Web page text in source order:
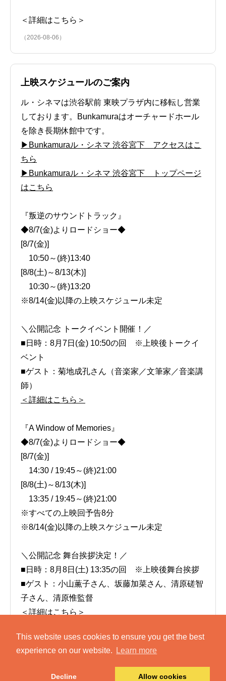
This website uses cookies to ensure you get the best
experience on our website.
Learn more
Decline Allow cookies
＜詳細はこちら＞
（2026-08-06）
上映スケジュールのご案内
ル・シネマは渋谷駅前 東映プラザ内に移転し営業
しております。Bunkamuraはオーチャードホール
を除き長期休館中です。
▶Bunkamuraル・シネマ 渋谷宮下 アクセスはこ
ちら
▶Bunkamuraル・シネマ 渋谷宮下 トップページ
はこちら
『叛逆のサウンドトラック』
◆8/7(金)よりロードショー◆
[8/7(金)]
10:50～(終)13:40
[8/8(土)～8/13(木)]
10:30～(終)13:20
※8/14(金)以降の上映スケジュール未定
＼公開記念 トークイベント開催！／
■日時：8月7日(金) 10:50の回 ※上映後トークイ
ベント
■ゲスト：菊地成孔さん（音楽家／文筆家／音楽講
師）
＜詳細はこちら＞
『A Window of Memories』
◆8/7(金)よりロードショー◆
[8/7(金)]
14:30 / 19:45～(終)21:00
[8/8(土)～8/13(木)]
13:35 / 19:45～(終)21:00
※すべての上映回予告8分
※8/14(金)以降の上映スケジュール未定
＼公開記念 舞台挨拶決定！／
■日時：8月8日(土) 13:35の回 ※上映後舞台挨拶
■ゲスト：小山薫子さん、坂藤加菜さん、清原磋智
子さん、清原惟監督
＜詳細はこちら＞
『まなざしの奇跡 日本女性写真家の冒険』展開
催記念特集上映
「明かりが消えたら目をひらいて」